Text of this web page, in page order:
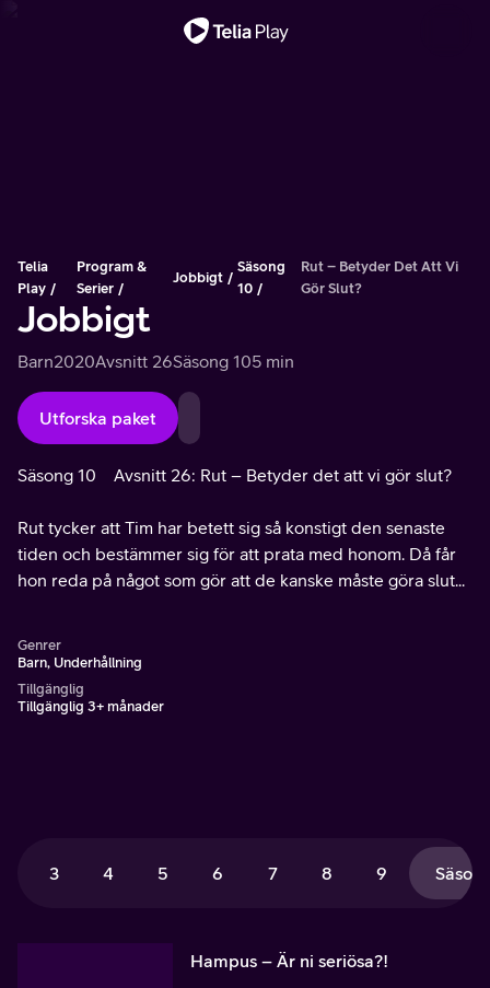
Telia
Play
Program &
Serier
Jobbigt
Säsong
10
Rut – Betyder Det Att Vi
Gör Slut?
Jobbigt
Barn2020Avsnitt 26Säsong 105 min
Utforska paket
Säsong 10 Avsnitt 26: Rut – Betyder det att vi gör slut?
Rut tycker att Tim har betett sig så konstigt den senaste
tiden och bestämmer sig för att prata med honom. Då får
hon reda på något som gör att de kanske måste göra slut...
Genrer
Barn, Underhållning
Tillgänglig
Tillgänglig 3+ månader
3 4 5 6 7 8 9
Hampus – Är ni seriösa?!